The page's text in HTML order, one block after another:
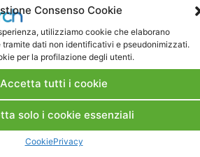
Consenso Cookie
utilizziamo cookie che elaborano
dati non identificativi e pseudonimizzati.
per la profilazione degli utenti.
Accetta tutti i cookie
solo i cookie essenziali
CookiePrivacy
Dove siamo
di gara e contratti
Whistleblowing
Certificazioni